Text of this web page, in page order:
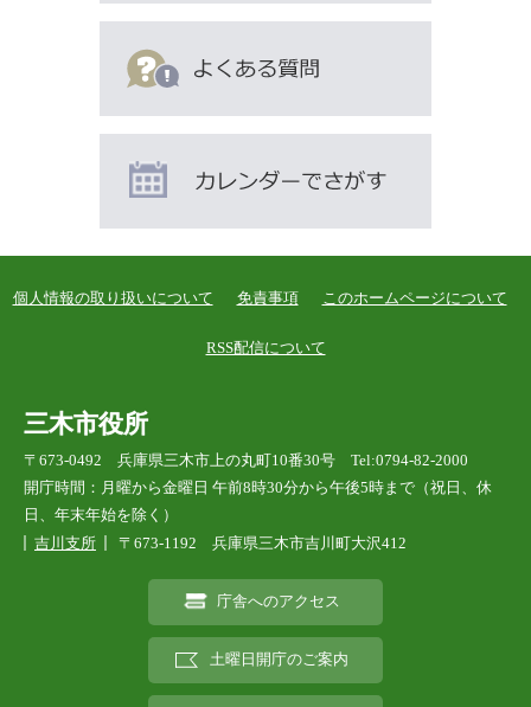
個人情報の取り扱いについて 免責事項 このホームページについて
RSS配信について
三木市役所
〒673-0492 兵庫県三木市上の丸町10番30号 Tel:0794-82-2000
開庁時間：月曜から金曜日 午前8時30分から午後5時まで（祝日、休
日、年末年始を除く）
吉川支所
〒673-1192 兵庫県三木市吉川町大沢412
庁舎へのアクセス
土曜日開庁のご案内